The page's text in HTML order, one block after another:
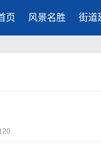
页 风景名胜 街道